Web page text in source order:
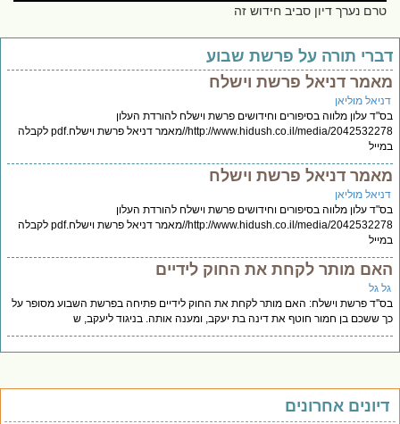
טרם נערך דיון סביב חידוש זה
תורה על פרשת שבוע
דניאל פרשת וישלח
מוליאן
עלון מלווה בסיפורים וחידושים פרשת וישלח להורדת העלון
http://www.hidush.co.il/media/2042532278//מאמר דניאל פרשת וישלח.pdf לקבלה
דניאל פרשת וישלח
מוליאן
עלון מלווה בסיפורים וחידושים פרשת וישלח להורדת העלון
http://www.hidush.co.il/media/2042532278//מאמר דניאל פרשת וישלח.pdf לקבלה
מותר לקחת את החוק לידיים
גל
פרשת וישלח: האם מותר לקחת את החוק לידיים פתיחה בפרשת השבוע מסופר על
ששכם בן חמור חוטף את דינה בת יעקב, ומענה אותה. בניגוד ליעקב, ש
אחרונים